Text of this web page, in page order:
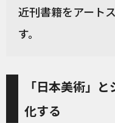
近刊書籍をアート
す。
「日本美術」
化する